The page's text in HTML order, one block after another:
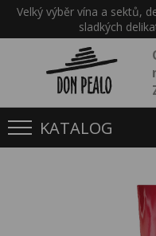
Velký výběr vína a sektů,
sladkých
KATALOG